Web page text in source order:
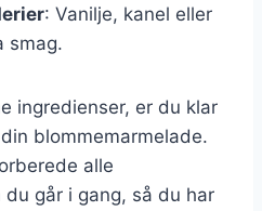
: Vanilje, kanel eller
smag.
ingredienser, er du klar
blommemarmelade.
alle
går i gang, så du har